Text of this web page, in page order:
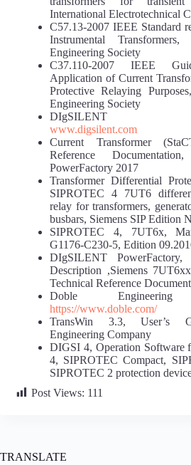
International Electrotechnical
C57.13-2007 IEEE Standard
Instrumental
Engineering Society
C37.110-2007 IEEE
Application of Current
Protective Relaying
Engineering Society
DIgSILENT
www.digsilent.com
Current Transformer
Reference
PowerFactory 2017
Transformer Differential
SIPROTEC 4 7UT6
relay for transformers,
busbars, Siemens SIP Edition
SIPROTEC 4, 7UT6x,
G1176-C230-5, Edition
DIgSILENT
Description ,Siemens
Technical Reference
Doble Engineering
https://www.doble.com/
TransWin 3.3, User’s
Engineering Company
DIGSI 4, Operation Software
4, SIPROTEC Compact,
SIPROTEC 2 protection
Post Views: 111
TRANSLATE